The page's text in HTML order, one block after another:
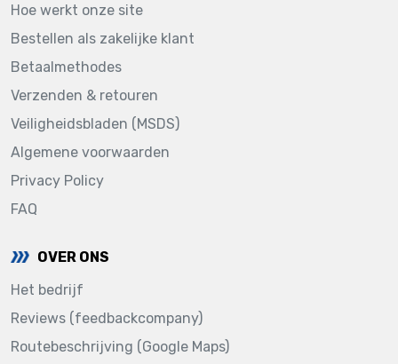
Hoe werkt onze site
Bestellen als zakelijke klant
Betaalmethodes
Verzenden & retouren
Veiligheidsbladen (MSDS)
Algemene voorwaarden
Privacy Policy
FAQ
OVER ONS
Het bedrijf
Reviews (feedbackcompany)
Routebeschrijving (Google Maps)